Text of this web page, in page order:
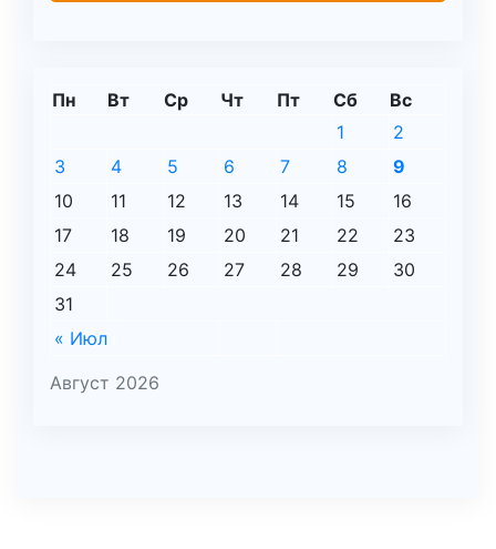
Август 2026
Пн Вт Ср Чт Пт Сб Вс
« Июл
1
2
3
4 5 6 7 8
9
10
11 12 13 14 15
16
17
18 19 20 21 22
23
24
25 26 27 28 29
30
31